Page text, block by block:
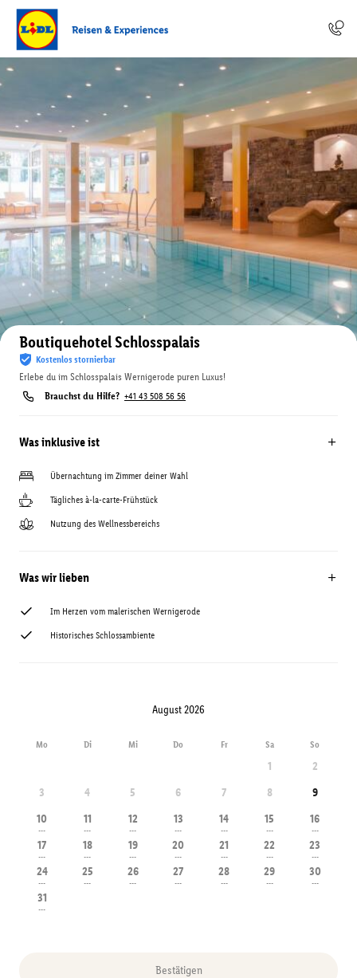
Auf der Karte anzeigen
Boutiquehotel Schlosspalais
Kostenlos stornierbar
Erlebe du im Schlosspalais Wernigerode puren Luxus!
Brauchst du Hilfe? +41 43 508 56 56
Was inklusive ist
Übernachtung im Zimmer deiner Wahl
Tägliches à-la-carte-Frühstück
Nutzung des Wellnessbereichs
Was wir lieben
Im Herzen vom malerischen Wernigerode
Historisches Schlossambiente
August 2026
Mo Di Mi Do Fr Sa So
1
2
3
4 5 6 7 8
9
10
---
11
---
12
---
13
---
14
---
15
---
16
---
17
---
18
---
19
---
20
---
21
---
22
---
23
---
24
---
25
---
26
---
27
---
28
---
29
---
30
---
31
---
Bestätigen